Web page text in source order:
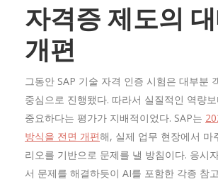
자격증 제도의
개편
그동안 SAP 기술 자격 인증 시험은 대부분
중심으로 진행됐다. 따라서 실질적인 역량
중요하다는 평가가 지배적이었다. SAP는
방식을 전면 개편해, 실제 업무 현장에서 마
리오를 기반으로 문제를 낼 방침이다. 응시
서 문제를 해결하듯이 AI를 포함한 각종 참